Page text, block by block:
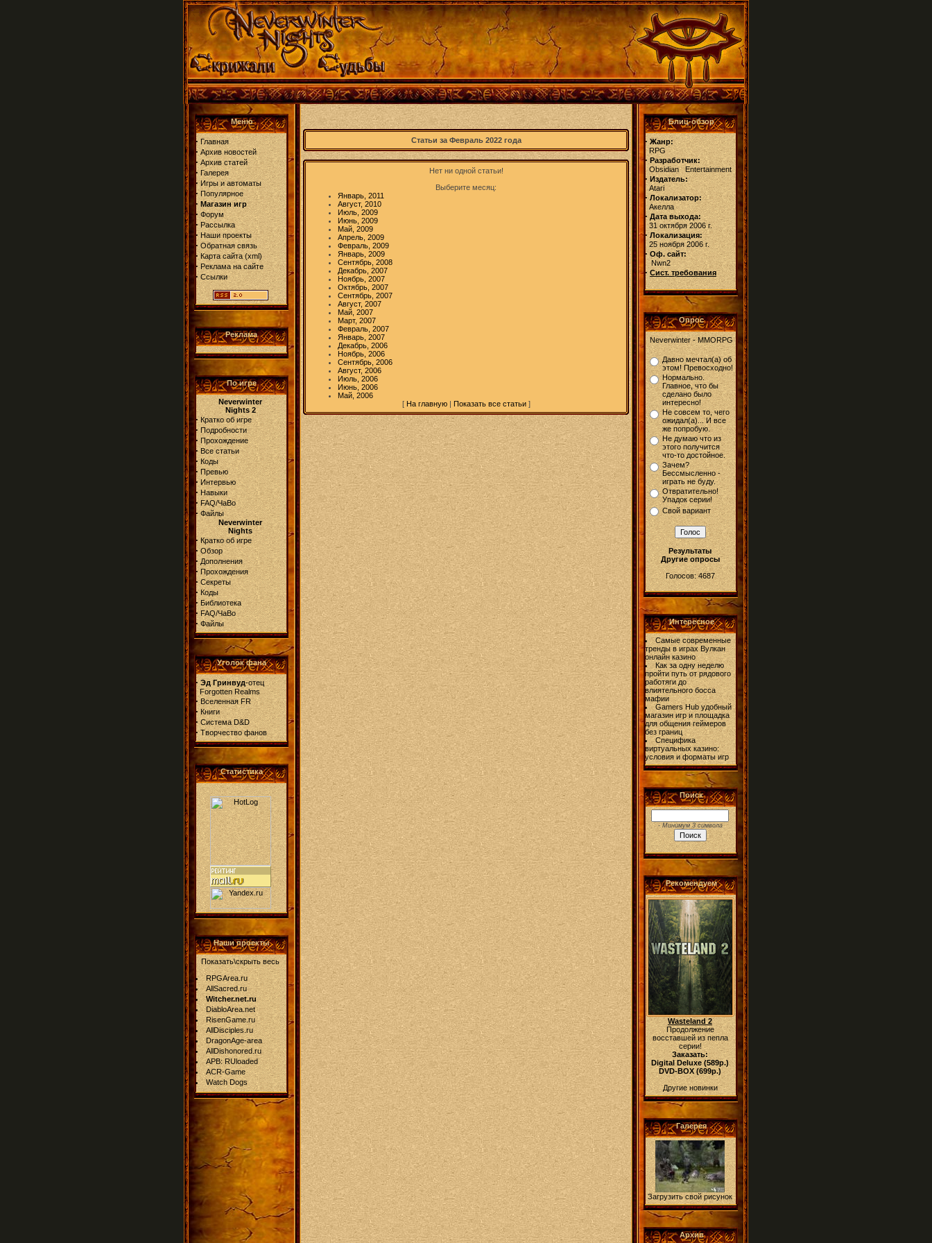
Меню
· Главная
· Архив новостей
· Архив статей
· Галерея
· Игры и автоматы
· Популярное
· Магазин игр
· Форум
· Рассылка
· Наши проекты
· Обратная связь
· Карта сайта(xml)
· Реклама на сайте
· Ссылки
Реклама
По игре
Neverwinter
Nights 2
· Кратко об игре
· Подробности
· Прохождение
· Все статьи
· Коды
· Превью
· Интервью
· Навыки
· FAQ/ЧаВо
· Файлы
Neverwinter
Nights
· Кратко об игре
· Обзор
· Дополнения
· Прохождения
· Секреты
· Коды
· Библиотека
· FAQ/ЧаВо
· Файлы
Уголок фана
· Эд Гринвуд-отец
Forgotten Realms
· Вселенная FR
· Книги
· Система D&D
· Творчество фанов
Статистика
Наши проекты
Показать\скрыть весь
RPGArea.ru
AllSacred.ru
Witcher.net.ru
DiabloArea.net
RisenGame.ru
AllDisciples.ru
DragonAge-area
AllDishonored.ru
APB: RUloaded
ACR-Game
Watch Dogs
Статьи за Февраль 2022 года
Нет ни одной статьи!
Выберите месяц:
Январь, 2011
Август, 2010
Июль, 2009
Июнь, 2009
Май, 2009
Апрель, 2009
Февраль, 2009
Январь, 2009
Сентябрь, 2008
Декабрь, 2007
Ноябрь, 2007
Октябрь, 2007
Сентябрь, 2007
Август, 2007
Май, 2007
Март, 2007
Февраль, 2007
Январь, 2007
Декабрь, 2006
Ноябрь, 2006
Сентябрь, 2006
Август, 2006
Июль, 2006
Июнь, 2006
Май, 2006
[ На главную| Показать все статьи]
Блиц-обзор
· Жанр:
RPG
· Разработчик:
Obsidian Entertainment
· Издатель:
Atari
· Локализатор:
Акелла
· Дата выхода:
31 октября 2006 г.
· Локализация:
25 ноября 2006 г.
· Оф. сайт:
Nwn2
· Сист. требования
Опрос
Neverwinter - MMORPG
Давно мечтал(а) об
этом! Превосходно!
Нормально.
Главное, что бы
сделано было
интересно!
Не совсем то, чего
ожидал(а)... И все
же попробую.
Не думаю что из
этого получится
что-то достойное.
Зачем?
Бессмысленно -
играть не буду.
Отвратительно!
Упадок серии!
Свой вариант
Результаты
Другие опросы
Голосов: 4687
Интересное
Самые современные
тренды в играх Вулкан
онлайн казино
Как за одну неделю
пройти путь от рядового
работяги до
влиятельного босса
мафии
Gamers Hub удобный
магазин игр и площадка
для общения геймеров
без границ
Специфика
виртуальных казино:
условия и форматы игр
Поиск
- Минимум 3 символа
Рекомендуем
Wasteland 2
Продолжение
восставшей из пепла
серии!
Заказать:
Digital Deluxe (589р.)
DVD-BOX (699р.)
Другие новинки
Галерея
Загрузить свой рисунок
Архив